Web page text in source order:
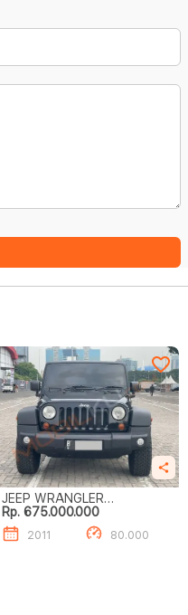
JEEP WRANGLER
WRANGLER 3.8L
Rp. 675.000.000
2011 80.000